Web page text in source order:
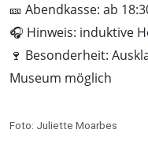
🎫 Abendkasse: ab
🎧 Hinweis: induktive
🍷 Besonderheit:
Museum möglich
Foto: Juliette Moarbes